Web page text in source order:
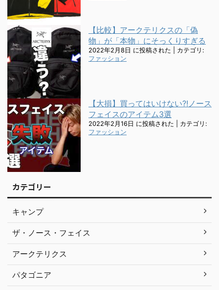
【比較】アークテリクスの「偽
物」が「本物」にそっくりすぎる
2022年2月8日 に投稿された
カテゴリ:
ファッション
【大損】買ってはいけない?!ノース
フェイスのアイテム3選
2022年2月16日 に投稿された
カテゴリ:
ファッション
カテゴリー
キャンプ
ザ・ノース・フェイス
アークテリクス
パタゴニア